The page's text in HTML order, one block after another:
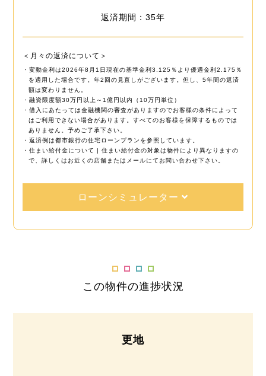
返済期間：35年
＜月々の返済について＞
・変動金利は2026年8月1日現在の基準金利3.125％より優遇金利2.175％
を適用した場合です。年2回の見直しがございます。但し、5年間の返済
額は変わりません。
・融資限度額30万円以上～1億円以内（10万円単位）
・借入にあたっては金融機関の審査がありますのでお客様の条件によって
はご利用できない場合があります。すべてのお客様を保障するものでは
ありません。予めご了承下さい。
・返済例は都市銀行の住宅ローンプランを参照しています。
・住まい給付金について | 住まい給付金の対象は物件により異なりますの
で、詳しくはお近くの店舗またはメールにてお問い合わせ下さい。
ローンシミュレーター
この物件の進捗状況
更地